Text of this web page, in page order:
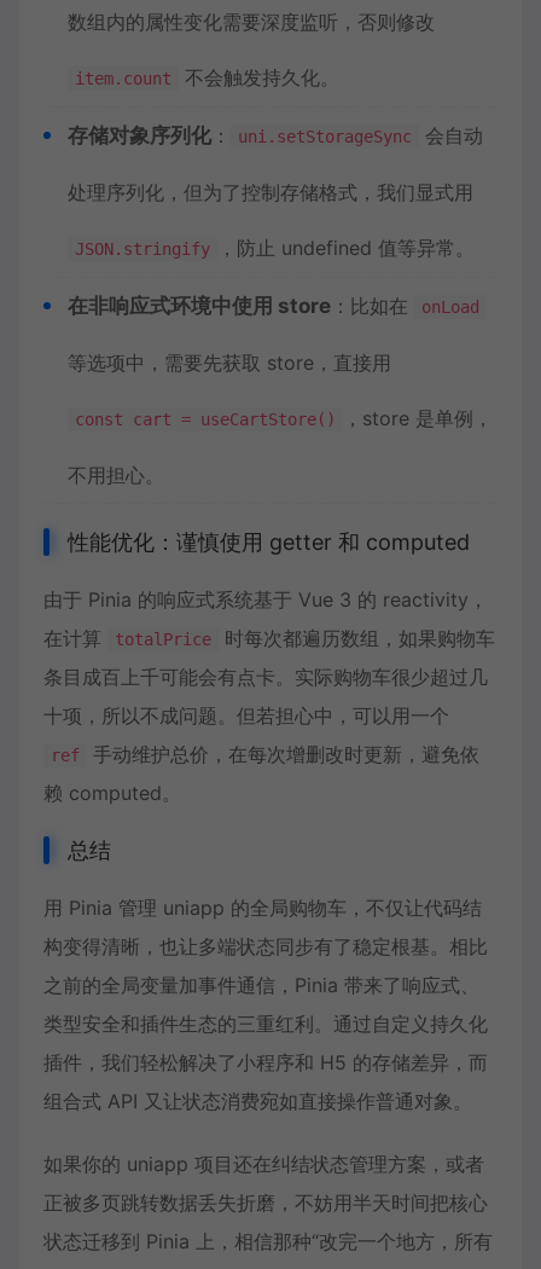
数组内的属性变化需要深度监听，否则修改
item.count 不会触发持久化。
存储对象序列化： uni.setStorageSync 会自动
处理序列化，但为了控制存储格式，我们显式用
JSON.stringify ，防止 undefined 值等异常。
在非响应式环境中使用 store ：比如在 onLoad
等选项中，需要先获取 store，直接用
const cart = useCartStore() ，store 是单例，
不用担心。
性能优化：谨慎使用 getter 和 computed
由于 Pinia 的响应式系统基于 Vue 3 的 reactivity，
在计算
totalPrice
时每次都遍历数组，如果购物车
条目成百上千可能会有点卡。实际购物车很少超过几
十项，所以不成问题。但若担心中，可以用一个
ref
手动维护总价，在每次增删改时更新，避免依
赖 computed。
总结
用 Pinia 管理 uniapp 的全局购物车，不仅让代码结
构变得清晰，也让多端状态同步有了稳定根基。相比
之前的全局变量加事件通信，Pinia 带来了响应式、
类型安全和插件生态的三重红利。通过自定义持久化
插件，我们轻松解决了小程序和 H5 的存储差异，而
组合式 API 又让状态消费宛如直接操作普通对象。
如果你的 uniapp 项目还在纠结状态管理方案，或者
正被多页跳转数据丢失折磨，不妨用半天时间把核心
状态迁移到 Pinia 上，相信那种“改完一个地方，所有